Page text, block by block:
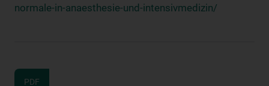
normale-in-anaesthesie-und-intensivmedizin/
PDF